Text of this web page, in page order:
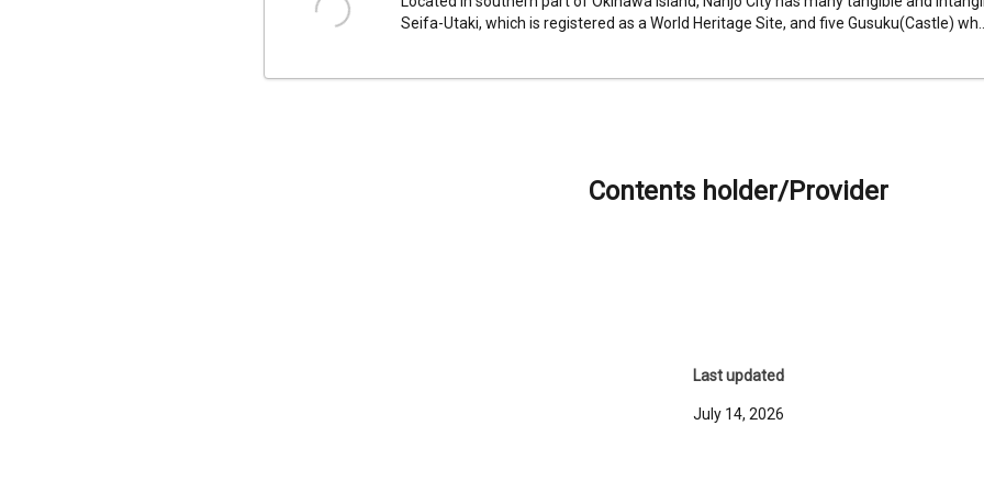
Seifa-Utaki, which is registered as a World Heritage Site, and five Gusuku(Castle) wh...
Contents holder/Provider
Last updated
July 14, 2026